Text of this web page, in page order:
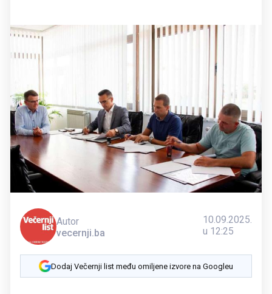
Autor
vecernji.ba
10.09.2025.
u 12:25
Dodaj Večernji list među omiljene izvore na Googleu